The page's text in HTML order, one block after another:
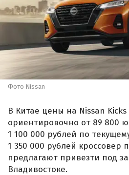
Фото Nissan
В Китае цены на Nissan Kicks
ориентировочно от 89 800
1 100 000 рублей по
1 350 000 рублей кроссовер
предлагают привезти под
Владивостоке.